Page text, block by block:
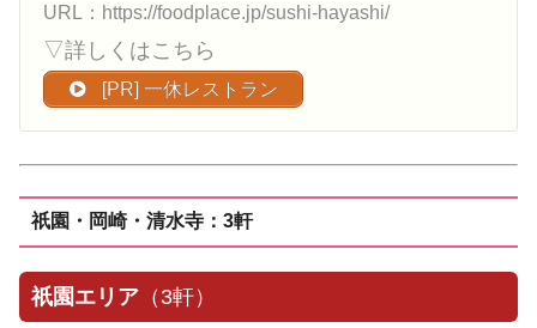
URL：https://foodplace.jp/sushi-hayashi/
▽詳しくはこちら
[PR] 一休レストラン
祇園・岡崎・清水寺：3軒
祇園エリア （3軒）